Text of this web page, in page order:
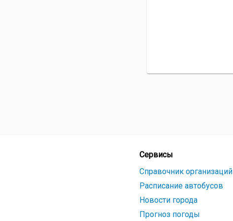
Сервисы
Справочник организаций
Расписание автобусов
Новости города
Прогноз погоды